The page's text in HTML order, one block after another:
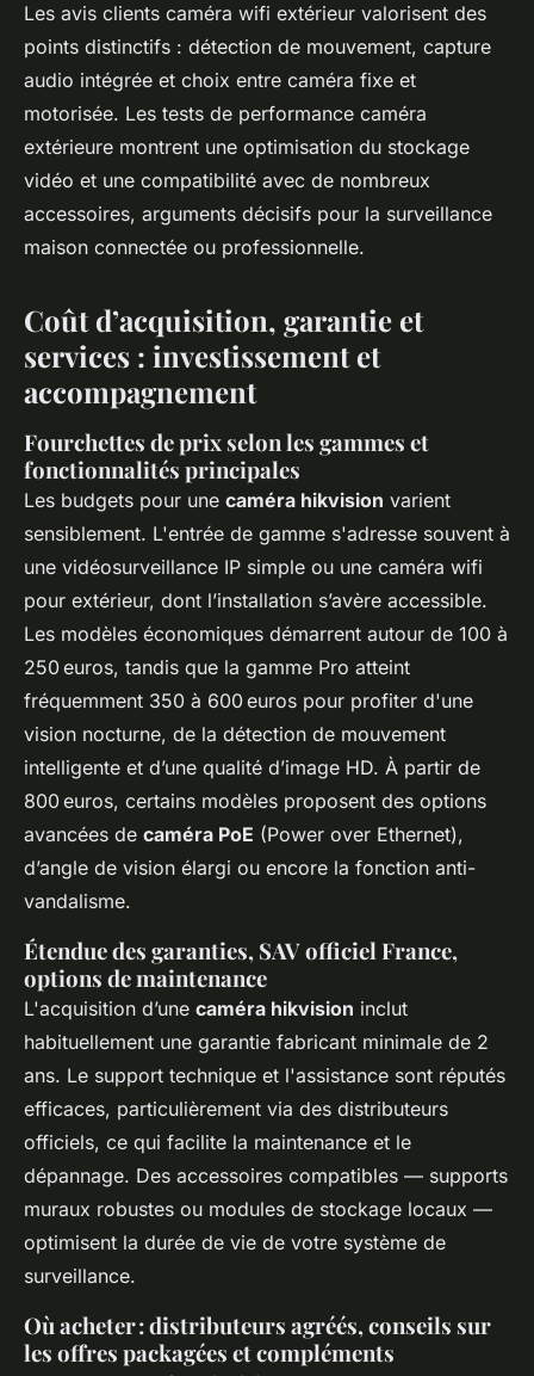
Les avis clients caméra wifi extérieur valorisent des
points distinctifs : détection de mouvement, capture
audio intégrée et choix entre caméra fixe et
motorisée. Les tests de performance caméra
extérieure montrent une optimisation du stockage
vidéo et une compatibilité avec de nombreux
accessoires, arguments décisifs pour la surveillance
maison connectée ou professionnelle.
Coût d’acquisition, garantie et
services : investissement et
accompagnement
Fourchettes de prix selon les gammes et
fonctionnalités principales
Les budgets pour une caméra hikvision varient
sensiblement. L'entrée de gamme s'adresse souvent à
une vidéosurveillance IP simple ou une caméra wifi
pour extérieur, dont l’installation s’avère accessible.
Les modèles économiques démarrent autour de 100 à
250 euros, tandis que la gamme Pro atteint
fréquemment 350 à 600 euros pour profiter d'une
vision nocturne, de la détection de mouvement
intelligente et d’une qualité d’image HD. À partir de
800 euros, certains modèles proposent des options
avancées de caméra PoE (Power over Ethernet),
d’angle de vision élargi ou encore la fonction anti-
vandalisme.
Étendue des garanties, SAV officiel France,
options de maintenance
L'acquisition d’une caméra hikvision inclut
habituellement une garantie fabricant minimale de 2
ans. Le support technique et l'assistance sont réputés
efficaces, particulièrement via des distributeurs
officiels, ce qui facilite la maintenance et le
dépannage. Des accessoires compatibles — supports
muraux robustes ou modules de stockage locaux —
optimisent la durée de vie de votre système de
surveillance.
Où acheter : distributeurs agréés, conseils sur
les offres packagées et compléments